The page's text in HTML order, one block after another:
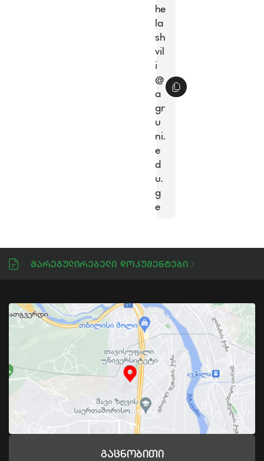
he
la
sh
vil
i
@
a
gr
u
ni.
e
d
u.
g
e
Მარეგულირებელი Დოკუმენტები
Გაცნობითი